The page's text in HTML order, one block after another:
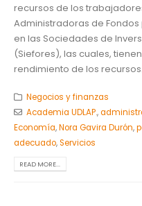
recursos de los
Administradoras de
en las Sociedades de
(Siefores), las cuales,
rendimiento de los
Negocios y finanzas
Academia UDLAP.,
Economía,Nora Gavira Durón,
adecuado,Servicios
READ MORE...